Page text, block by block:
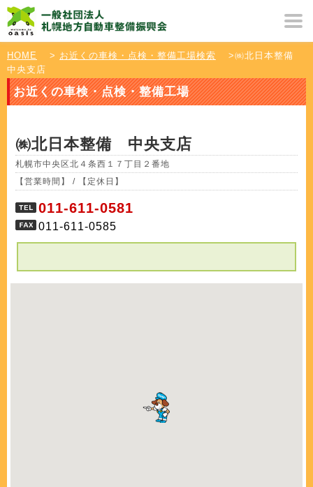
HOME > お近くの車検・点検・整備工場検索
>㈱北日本整備
中央支店
お近くの車検・点検・整備工場
㈱北日本整備 中央支店
札幌市中央区北４条西１７丁目２番地
【営業時間】 / 【定休日】
011-611-0581
011-611-0585